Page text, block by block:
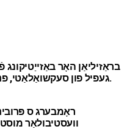
בראַזיליאַן האָר באַזייַטיקונג
געפיל פון סעקשואַלאַטי, פרייַהייַט, שיינקייט.
ראָמבערג ס
וועסטיבולאַר